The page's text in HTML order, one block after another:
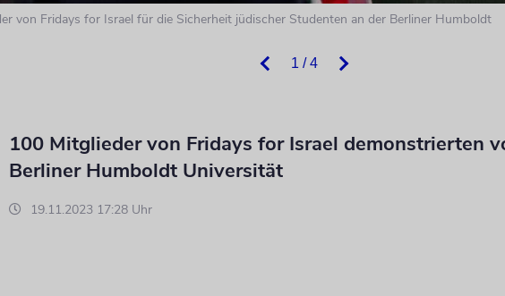
1 / 4
von Fridays for Israel für die Sicherheit jüdischer Studenten an der Berliner Humboldt
100 Mitglieder von Fridays for Israel demonstrierten
Berliner Humboldt Universität
19.11.2023 17:28 Uhr